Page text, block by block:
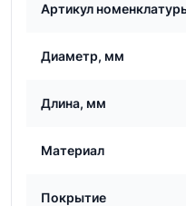
Артикул
Диаметр, мм
Длина, мм
Материал
Покрытие